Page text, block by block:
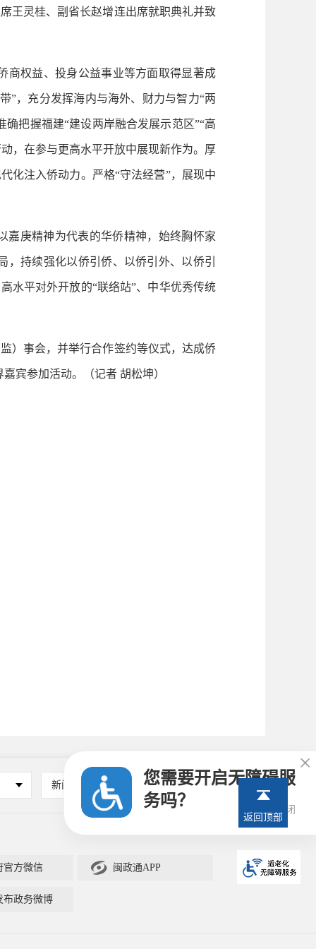
灵桂、副省长赵增连出席就职典礼并致
权益、投身公益事业等方面取得显著成
”，充分发挥海内与海外、财力与智力“两
把握福建“建设两岸融合发展示范区”“高
，在参与更高水平开放中展现新作为。厚
化注入侨动力。严格“守法经营”，展现中
庚精神为代表的华侨精神，始终胸怀家
持续强化以侨引侨、以侨引外、以侨引
水平对外开放的“联络站”、中华优秀传统
事会，并举行合作签约等仪式，达成侨
宾参加活动。 （记者 胡松坤）
新闻媒体 其他
官方微信  闽政通APP
布政务微博
返回顶部
您需要开启无障碍服
务吗？
28秒后关闭
